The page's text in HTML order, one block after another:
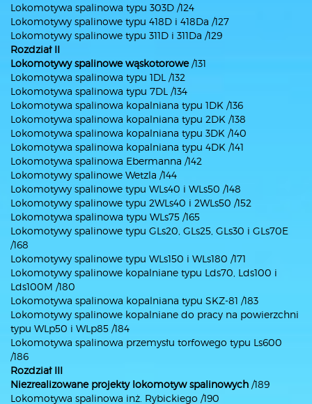
Lokomotywa spalinowa typu 303D /124
Lokomotywy spalinowe typu 418D i 418Da /127
Lokomotywy spalinowe typu 311D i 311Da /129
Rozdział II
Lokomotywy spalinowe wąskotorowe/131
Lokomotywa spalinowa typu 1DL /132
Lokomotywa spalinowa typu 7DL /134
Lokomotywa spalinowa kopalniana typu 1DK /136
Lokomotywa spalinowa kopalniana typu 2DK /138
Lokomotywa spalinowa kopalniana typu 3DK /140
Lokomotywa spalinowa kopalniana typu 4DK /141
Lokomotywa spalinowa Ebermanna /142
Lokomotywy spalinowe Wetzla /144
Lokomotywy spalinowe typu WLs40 i WLs50 /148
Lokomotywy spalinowe typu 2WLs40 i 2WLs50 /152
Lokomotywa spalinowa typu WLs75 /165
Lokomotywy spalinowe typu GLs20, GLs25, GLs30 i GLs70E
/168
Lokomotywy spalinowe typu WLs150 i WLs180 /171
Lokomotywy spalinowe kopalniane typu Lds70, Lds100 i
Lds100M /180
Lokomotywa spalinowa kopalniana typu SKZ-81 /183
Lokomotywy spalinowe kopalniane do pracy na powierzchni
typu WLp50 i WLp85 /184
Lokomotywa spalinowa przemysłu torfowego typu Ls600
/186
Rozdział III
Niezrealizowane projekty lokomotyw spalinowych /189
Lokomotywa spalinowa inż. Rybickiego /190